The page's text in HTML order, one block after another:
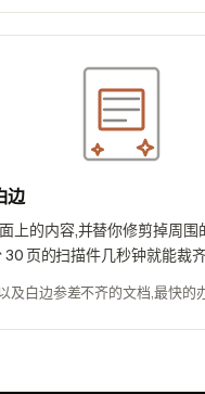
边
上的内容,并替你修剪掉周围
页的扫描件几秒钟就能裁齐
及白边参差不齐的文档,最快的